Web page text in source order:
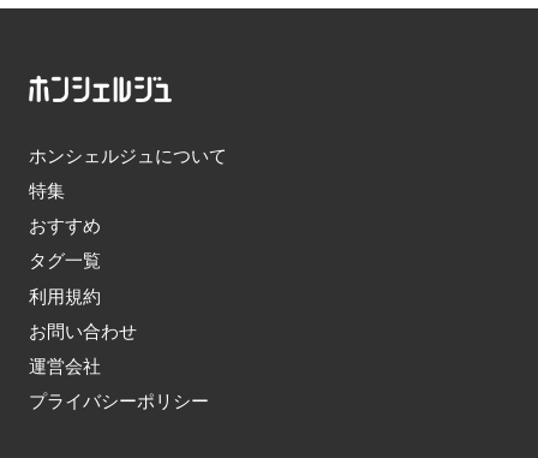
ホンシェルジュについて
特集
おすすめ
タグ一覧
利用規約
お問い合わせ
運営会社
プライバシーポリシー